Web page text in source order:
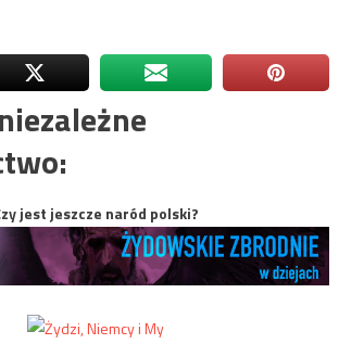
jest jeszcze naród polski?